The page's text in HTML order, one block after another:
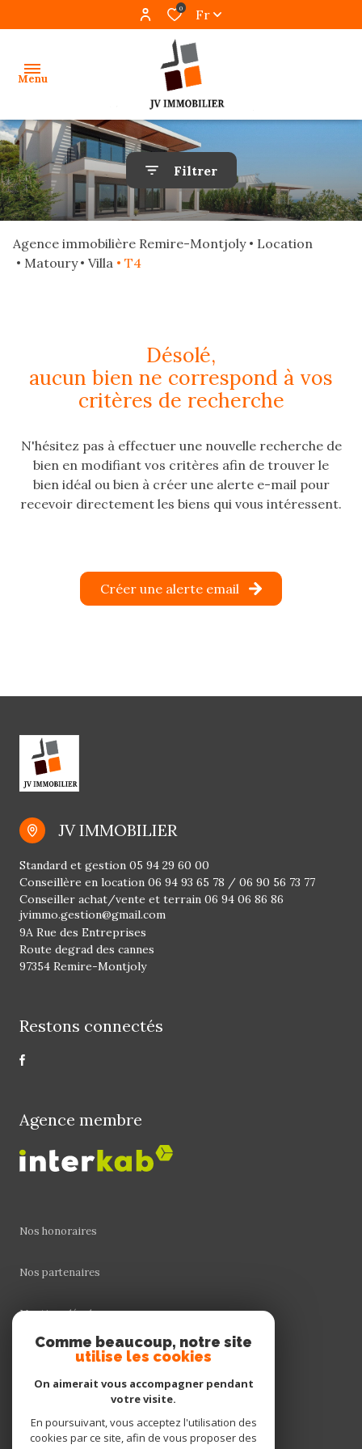
0 Fr
Menu
accueil
ventes
gestion
e-
estimation
contact
Filtrer
Agence immobilière Remire-Montjoly
Location
Matoury
Villa T4
désolé,
aucun bien ne correspond à vos
critères de recherche
N'hésitez pas à effectuer une nouvelle recherche de
bien en modifiant vos critères afin de trouver le
bien idéal ou bien à créer une alerte e-mail pour
recevoir directement les biens qui vous intéressent.
Créer une alerte email
JV IMMOBILIER
jvimmo.gestion@gmail.com
Standard et gestion 05 94 29 60 00
Conseillère en location 06 94 93 65 78 / 06 90 56 73 77
Conseiller achat/vente et terrain 06 94 06 86 86
9A Rue des Entreprises
Route degrad des cannes
97354 Remire-Montjoly
Restons connectés
Agence membre
Nos honoraires
Nos partenaires
Mentions légales
Cookies
Comme beaucoup, notre site
utilise les cookies
On aimerait vous accompagner pendant
votre visite.
En poursuivant, vous acceptez l'utilisation des
cookies par ce site, afin de vous proposer des